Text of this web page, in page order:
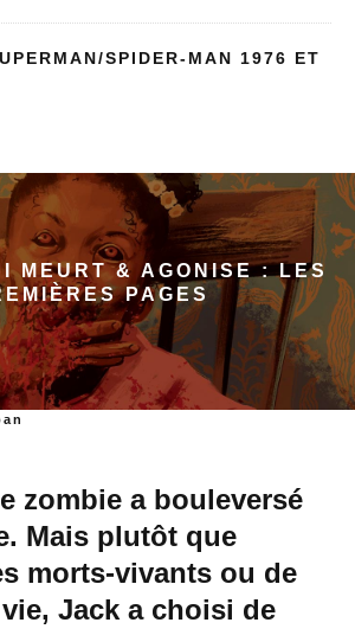
SPIDER-MAN 1976 ET
MEURT & AGONISE : LES
PAGES
zombie a bouleversé
Mais plutôt que
morts-vivants ou de
Jack a choisi de